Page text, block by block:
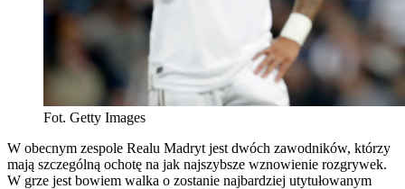
Fot. Getty Images
W obecnym zespole Realu Madryt jest dwóch zawodników, którzy
mają szczególną ochotę na jak najszybsze wznowienie rozgrywek.
W grze jest bowiem walka o zostanie najbardziej utytułowanym